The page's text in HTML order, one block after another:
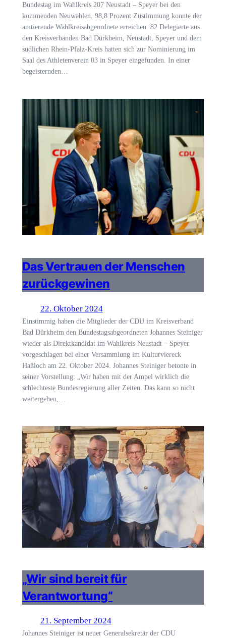
Bundestag im Wahlkreis 207 Neustadt – Speyer bei den
kommenden Neuwahlen. 98,8 Prozent Zustimmung konnte der
amtierende Wahlkreisabgeordnete erreichen. 82 Delegierte aus
den Kreisverbänden Bad Dürkheim, Neustadt, Speyer und dem
südlichen Rhein-Pfalz-Kreis hatten sich zur Nominierung im
Saal des Athletenverein 03 in Speyer eingefunden. In einer
begeisternden…
Das Vertrauen der Menschen
zurückgewinen
22. Oktober 2024
Einstimmig haben die Mitglieder der CDU im Kreisverband
Bad Dürkheim den Bundestagsabgeordneten Johannes Steiniger
wieder als Direktkandidat im Wahlkreis Neustadt – Speyer
vorgeschlagen bei einer Versammlung im Kulturviereck
Haßloch am 22. Oktober 2024. Johannes Steiniger betonte in
seiner Vorstellung: „Wir haben mit der Ampel wirklich die
schlechteste Bundesregierung aller Zeiten. Das kann so nicht
weitergehen,…
„Wir sind bereit für
Verantwortung“
21. September 2024
Johannes Steiniger ist neuer Generalsekretär der CDU